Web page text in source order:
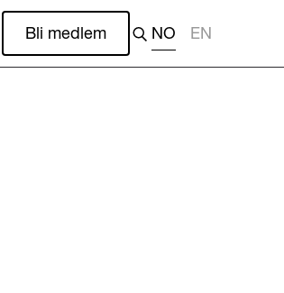
Bli medlem NO EN